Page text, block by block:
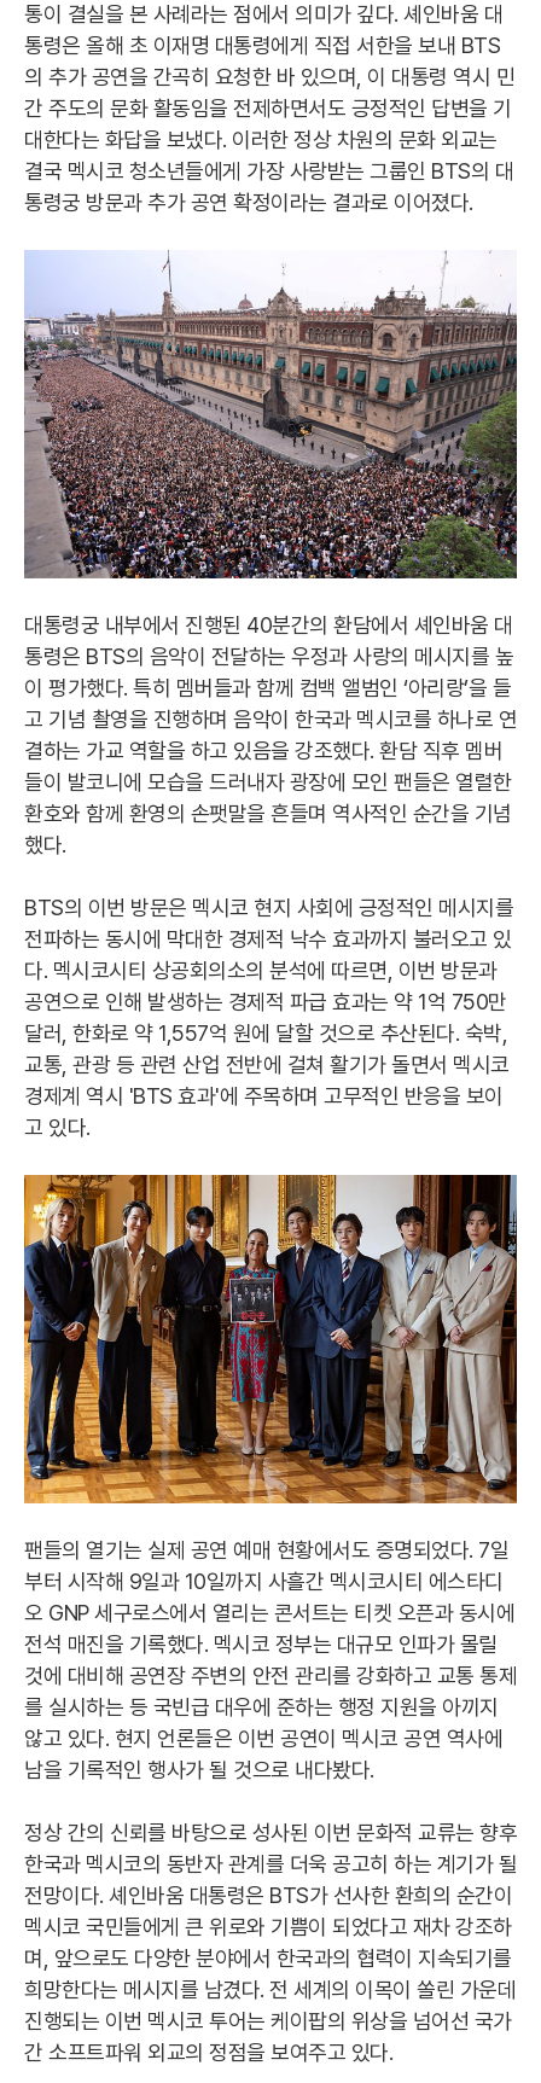
통이 결실을 본 사례라는 점에서 의미가 깊다. 셰인바움 대
통령은 올해 초 이재명 대통령에게 직접 서한을 보내 BTS
의 추가 공연을 간곡히 요청한 바 있으며, 이 대통령 역시 민
간 주도의 문화 활동임을 전제하면서도 긍정적인 답변을 기
대한다는 화답을 보냈다. 이러한 정상 차원의 문화 외교는
결국 멕시코 청소년들에게 가장 사랑받는 그룹인 BTS의 대
통령궁 방문과 추가 공연 확정이라는 결과로 이어졌다.
대통령궁 내부에서 진행된 40분간의 환담에서 셰인바움 대
통령은 BTS의 음악이 전달하는 우정과 사랑의 메시지를 높
이 평가했다. 특히 멤버들과 함께 컴백 앨범인 ‘아리랑’을 들
고 기념 촬영을 진행하며 음악이 한국과 멕시코를 하나로 연
결하는 가교 역할을 하고 있음을 강조했다. 환담 직후 멤버
들이 발코니에 모습을 드러내자 광장에 모인 팬들은 열렬한
환호와 함께 환영의 손팻말을 흔들며 역사적인 순간을 기념
했다.
BTS의 이번 방문은 멕시코 현지 사회에 긍정적인 메시지를
전파하는 동시에 막대한 경제적 낙수 효과까지 불러오고 있
다. 멕시코시티 상공회의소의 분석에 따르면, 이번 방문과
공연으로 인해 발생하는 경제적 파급 효과는 약 1억 750만
달러, 한화로 약 1,557억 원에 달할 것으로 추산된다. 숙박,
교통, 관광 등 관련 산업 전반에 걸쳐 활기가 돌면서 멕시코
경제계 역시 'BTS 효과'에 주목하며 고무적인 반응을 보이
고 있다.
팬들의 열기는 실제 공연 예매 현황에서도 증명되었다. 7일
부터 시작해 9일과 10일까지 사흘간 멕시코시티 에스타디
오 GNP 세구로스에서 열리는 콘서트는 티켓 오픈과 동시에
전석 매진을 기록했다. 멕시코 정부는 대규모 인파가 몰릴
것에 대비해 공연장 주변의 안전 관리를 강화하고 교통 통제
를 실시하는 등 국빈급 대우에 준하는 행정 지원을 아끼지
않고 있다. 현지 언론들은 이번 공연이 멕시코 공연 역사에
남을 기록적인 행사가 될 것으로 내다봤다.
정상 간의 신뢰를 바탕으로 성사된 이번 문화적 교류는 향후
한국과 멕시코의 동반자 관계를 더욱 공고히 하는 계기가 될
전망이다. 셰인바움 대통령은 BTS가 선사한 환희의 순간이
멕시코 국민들에게 큰 위로와 기쁨이 되었다고 재차 강조하
며, 앞으로도 다양한 분야에서 한국과의 협력이 지속되기를
희망한다는 메시지를 남겼다. 전 세계의 이목이 쏠린 가운데
진행되는 이번 멕시코 투어는 케이팝의 위상을 넘어선 국가
간 소프트파워 외교의 정점을 보여주고 있다.